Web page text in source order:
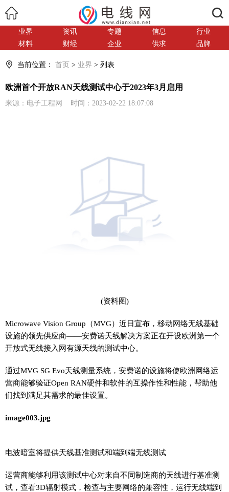
业界 资讯 专题 信息
行业
材料
财经 企业 供求 品牌
当前位置： 首页 > 业界 > 列表
欧洲首个开放RAN天线测试中心于2023年3月启用
来源：电子工程网 时间：2023-02-22 18:07:08
(资料图)
Microwave Vision Group（MVG）近日宣布，移动网络无线基础
设施的领先供应商——安费诺天线解决方案正在开设欧洲第一个
开放式无线接入网有源天线的测试中心。
通过MVG SG Evo天线测量系统，安费诺的设施将使欧洲网络运
营商能够验证Open RAN硬件和软件的互操作性和性能，帮助他
们找到满足其需求的最佳设置。
image003.jpg
电波暗室将提供天线基准测试和端到端无线测试
运营商能够利用该测试中心对来自不同制造商的天线进行基准测
试，查看3D辐射模式，检查与主要网络的兼容性，运行无线端到